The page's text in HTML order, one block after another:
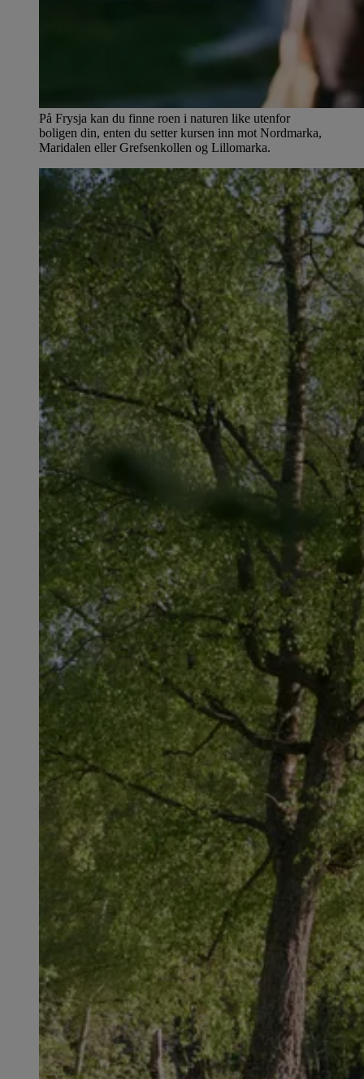
På Frysja kan du finne roen i naturen like utenfor
boligen din, enten du setter kursen inn mot Nordmarka,
Maridalen eller Grefsenkollen og Lillomarka.